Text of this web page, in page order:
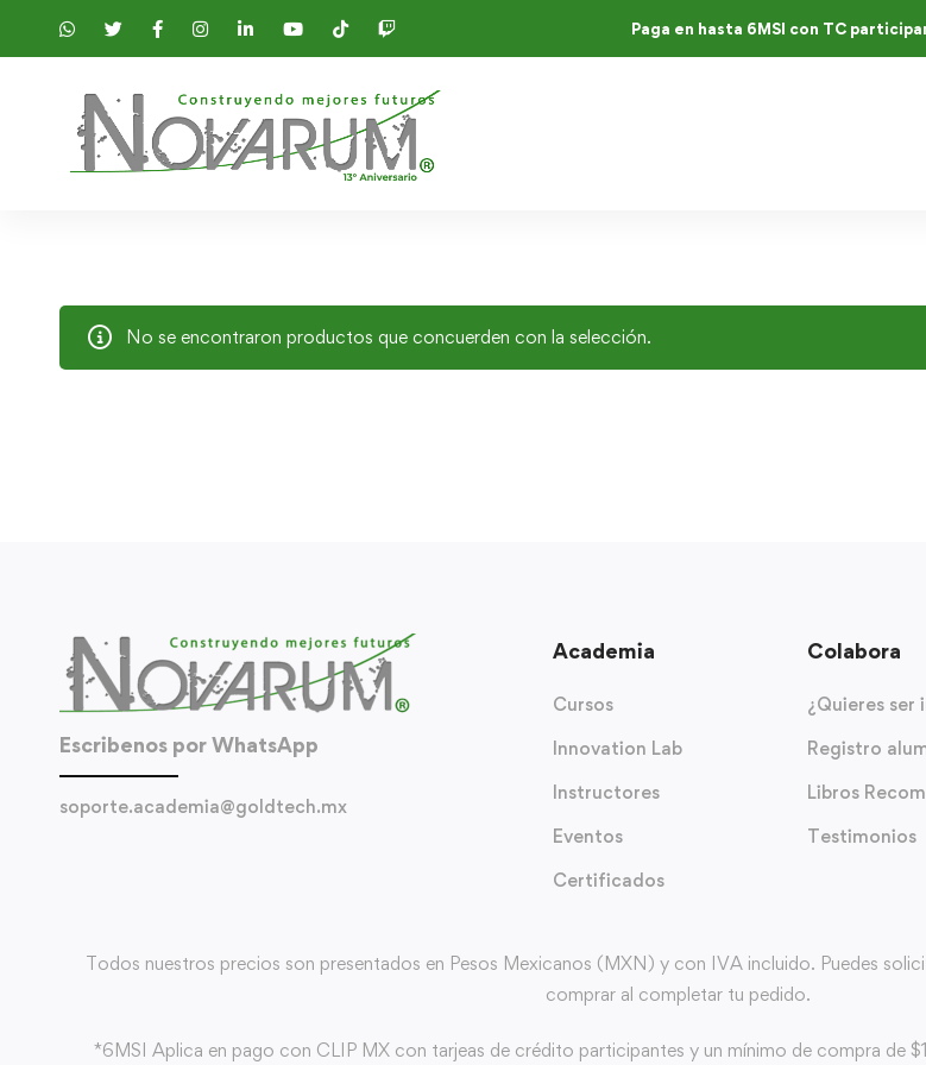
Paga en hasta 6MSI con TC
No se encontraron productos que concuerden con la selección.
Escribenos por WhatsApp
soporte.academia@goldtech.mx
Academia
Cursos
Innovation Lab
Instructores
Eventos
Certificados
Colabora
¿Quieres ser
Registro
Libros
Testimonios
Todos nuestros precios son presentados en Pesos Mexicanos (MXN) y con IVA incluido. Puedes
comprar al completar tu pedido.
*6MSI Aplica en pago con CLIP MX con tarjeas de crédito participantes y un mínimo de compra de